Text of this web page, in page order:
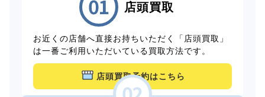
店頭買取
お近くの店舗へ直接お持ちいただく「店頭買取」
は一番ご利用いただいている買取方法です。
店頭買取予約はこちら